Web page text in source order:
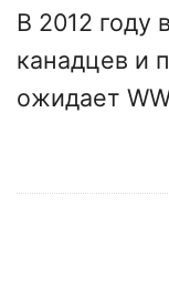
В 2012 году
канадцев и
ожидает